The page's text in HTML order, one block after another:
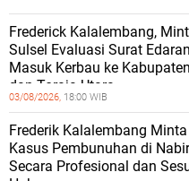
Frederick Kalalembang,
Sulsel Evaluasi Surat
Masuk Kerbau ke
dan Toraja Utara
03/08/2026, 18:00 WIB
Frederik Kalalembang
Kasus Pembunuhan di
Secara Profesional dan